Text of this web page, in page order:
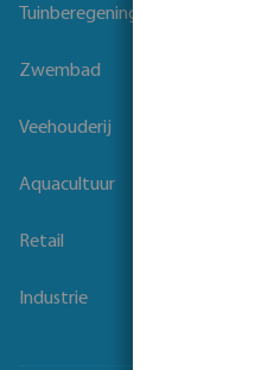
Tuinberegening
Zwembad
Veehouderij
Aquacultuur
Retail
Industrie